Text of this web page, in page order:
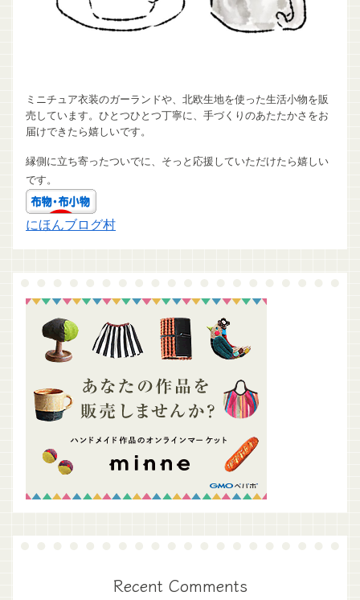
ミニチュア衣装のガーランドや、北欧生地を使った生活小物を販
売しています。ひとつひとつ丁寧に、手づくりのあたたかさをお
届けできたら嬉しいです。
縁側に立ち寄ったついでに、そっと応援していただけたら嬉しい
です。
にほんブログ村
Recent Comments